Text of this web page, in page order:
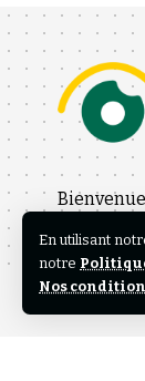
En utilisant
notre
Nos
regard